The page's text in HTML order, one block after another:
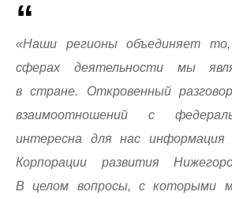
«Наши регионы объединяет
сферах деятельности мы
в стране. Откровенный
взаимоотношений с
интересна для нас информация
Корпорации развития
В целом вопросы, с которыми